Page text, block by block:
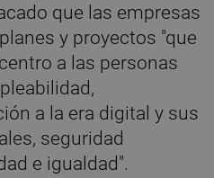
que las empresas
y proyectos "que
a las personas
a la era digital y sus
seguridad
e igualdad".